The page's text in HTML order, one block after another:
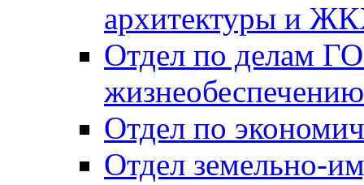
архитектуры и
Отдел по делам
Отдел по
Отдел земельно-